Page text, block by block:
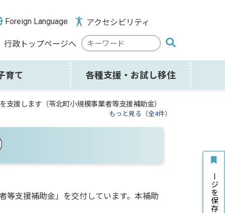
Foreign Language アクセシビリティ
行政トップページへ
検
索
キ
ー
ド
育て 各種支援・お試し移住
支援します（苓北町小規模事業者等支援補助金）
もっと見る（全4件）
等支援補助金」を交付しています。本補助
ページを保存